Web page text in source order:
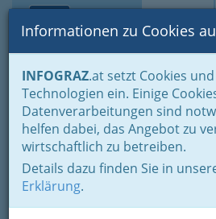
Suche
Informationen zu Cookies
INFOGRAZ.at setzt Cookies
Technologien ein. Einige
Datenverarbeitungen sind
helfen dabei, das Angebot zu
wirtschaftlich zu betreiben.
Details dazu finden Sie in
Erklärung.
Home Branchen Freizeit & Sport
Fashion & Beauty
Schmuck: Juwelier
Wagner Juwelen
Lazarettgürtel 55 Citypark, 8020
+43 316 710 202 - 0
+43 316 713 238